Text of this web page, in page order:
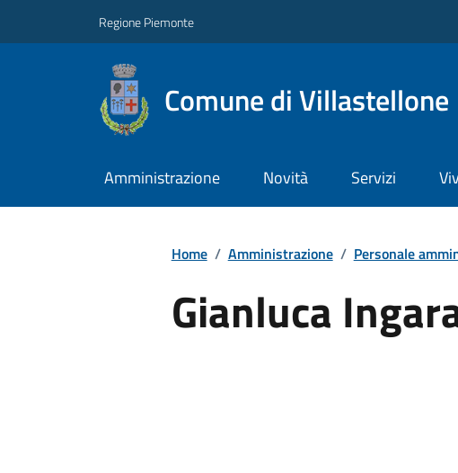
Regione Piemonte
Comune di Villastellone
Amministrazione Novità Servizi
Home / Amministrazione / Personale
Gianluca